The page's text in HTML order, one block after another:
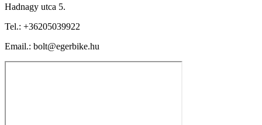
Hadnagy utca 5.
Tel.: +36205039922
Email.: bolt@egerbike.hu